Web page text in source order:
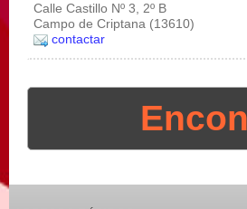
Calle Castillo Nº 3, 2º B
Campo de Criptana (13610)
contactar